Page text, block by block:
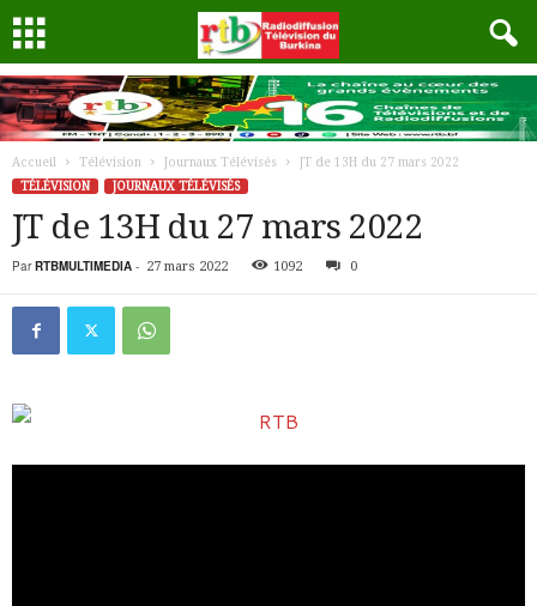
Accueil Télévision Journaux Télévisés
JT de 13H du 27 mars 2022
TÉLÉVISION
JOURNAUX TÉLÉVISÉS
JT de 13H du 27 mars 2022
Par RTBMULTIMEDIA - 27 mars 2022 1092 0